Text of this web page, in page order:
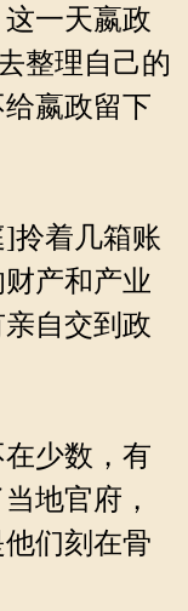
一天嬴政
整理自己的
嬴政留下
着几箱账
产和产业
自交到政
少数，有
地官府，
们刻在骨